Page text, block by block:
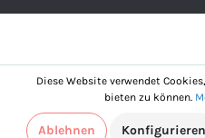
Diese Website verwendet
bieten zu können.
Ablehnen Konfigurieren